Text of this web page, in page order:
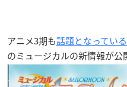
アニメ3期も話題となっている
のミュージカルの新情報が公